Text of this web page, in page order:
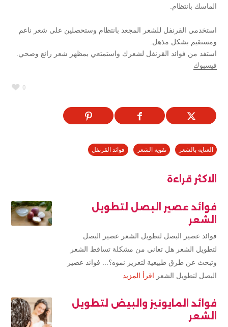
الماسك بانتظام.
استخدمي القرنفل للشعر المجعد بانتظام وستحصلين على شعر ناعم
ومستقيم بشكل مذهل.
استفد من فوائد القرنفل لشعرك واستمتعي بمظهر شعر رائع وصحي.
فيسبوك
0
العناية بالشعر تقوية الشعر فوائد القرنفل
الاكثر قراءة
فوائد عصير البصل لتطويل
الشعر
فوائد عصير البصل لتطويل الشعر عصير البصل
لتطويل الشعر هل تعاني من مشكلة تساقط الشعر
وتبحث عن طرق طبيعية لتعزيز نموه؟... فوائد عصير
البصل لتطويل الشعر اقرأ المزيد
فوائد المايونيز والبيض لتطويل
الشعر